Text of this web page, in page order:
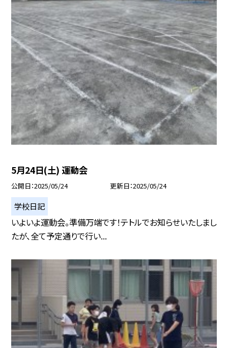
5月24日(土) 運動会
公開日 2025/05/24 更新日 2025/05/24
学校日記
いよいよ運動会。準備万端です！テトルでお知らせいたしまし
たが、全て予定通りで行い...